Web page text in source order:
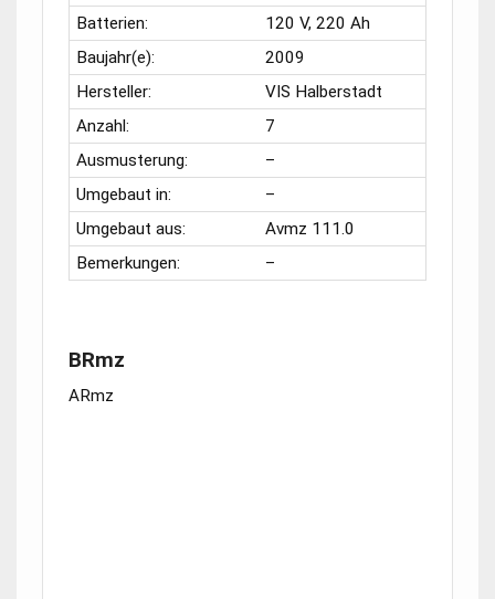
Batterien:
120 V, 220 Ah
Baujahr(e):
2009
Hersteller:
VIS Halberstadt
Anzahl:
7
Ausmusterung:
–
Umgebaut in:
–
Umgebaut aus:
Avmz 111.0
Bemerkungen:
–
BRmz
ARmz